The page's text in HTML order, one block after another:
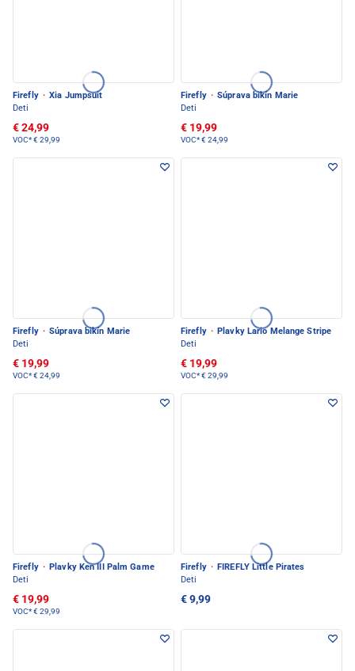
Firefly · Xia Jumpsuit
Deti
€ 24,99
VOC*€ 29,99
Firefly · Súprava bikín Marie
Deti
€ 19,99
VOC*€ 24,99
Firefly · Súprava bikín Marie
Deti
€ 19,99
VOC*€ 24,99
Firefly · Plavky Lario Melange Stripe
Deti
€ 19,99
VOC*€ 29,99
Firefly · Plavky Ken III Palm Game
Deti
€ 19,99
VOC*€ 29,99
Firefly · FIREFLY Little Pirates
Deti
€ 9,99